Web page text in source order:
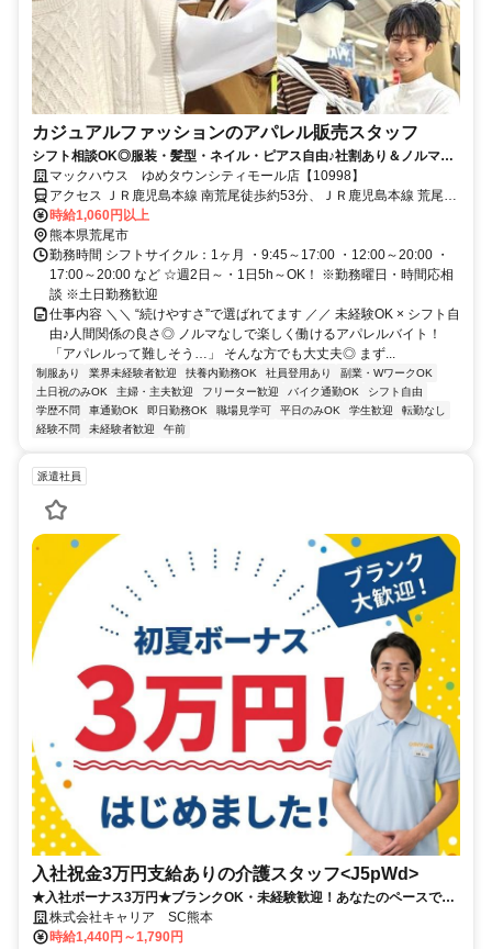
カジュアルファッションのアパレル販売スタッフ
シフト相談OK◎服装・髪型・ネイル・ピアス自由♪社割あり＆ノルマな
しで無理なくなが～く働ける★
マックハウス ゆめタウンシティモール店【10998】
アクセス ＪＲ鹿児島本線 南荒尾徒歩約53分、ＪＲ鹿児島本線 荒尾
（熊本県）徒歩約61分、ＪＲ鹿児島本線 長洲北口徒歩約78分
時給1,060円以上
熊本県荒尾市
勤務時間 シフトサイクル：1ヶ月 ・9:45～17:00 ・12:00～20:00 ・
17:00～20:00 など ☆週2日～・1日5h～OK！ ※勤務曜日・時間応相
談 ※土日勤務歓迎
仕事内容 ＼＼ “続けやすさ”で選ばれてます ／／ 未経験OK × シフト自
由♪人間関係の良さ◎ ノルマなしで楽しく働けるアパレルバイト！
「アパレルって難しそう…」 そんな方でも大丈夫◎ まず...
制服あり 業界未経験者歓迎 扶養内勤務OK 社員登用あり
副業・WワークOK
土日祝のみOK
主婦・主夫歓迎 フリーター歓迎 バイク通勤OK
シフト自由
学歴不問
車通勤OK 即日勤務OK 職場見学可 平日のみOK 学生歓迎
転勤なし
経験不問
未経験者歓迎 午前
派遣社員
入社祝金3万円支給ありの介護スタッフ<J5pWd>
★入社ボーナス3万円★ブランクOK・未経験歓迎！あなたのペースで介
護の現場へ
株式会社キャリア SC熊本
時給1,440円～1,790円